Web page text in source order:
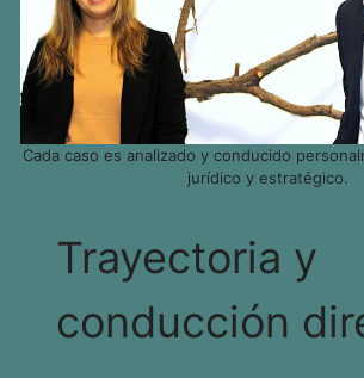
Cada caso es analizado y conducido
jurídico y estratégico.
Trayectoria y
conducción